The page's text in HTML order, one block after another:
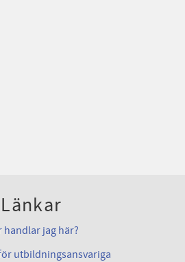
Länkar
handlar jag här?
utbildningsansvariga